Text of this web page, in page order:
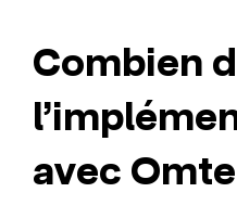
Combien
avec